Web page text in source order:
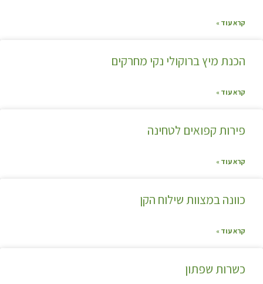
קרא עוד »
הכנת מיץ ברוקולי נקי מחרקים
קרא עוד »
פירות קפואים לטחינה
קרא עוד »
כוונה במצוות שילוח הקן
קרא עוד »
כשרות שפתון